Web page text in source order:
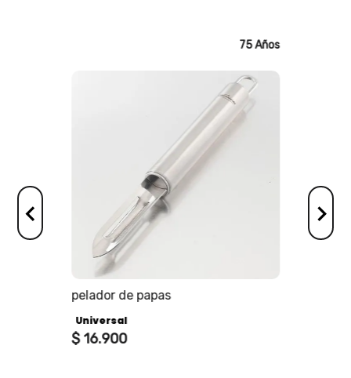
75 Años
pelador de papas
Universal
$ 16.900